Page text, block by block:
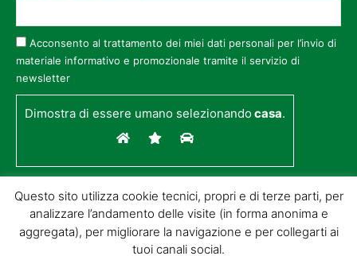
Acconsento al trattamento dei miei dati personali per l’invio di
materiale informativo e promozionale tramite il servizio di
newsletter
Dimostra di essere umano selezionandocasa.
Questo sito utilizza cookie tecnici, propri e di terze parti, per
analizzare l’andamento delle visite (in forma anonima e
aggregata), per migliorare la navigazione e per collegarti ai
tuoi canali social.